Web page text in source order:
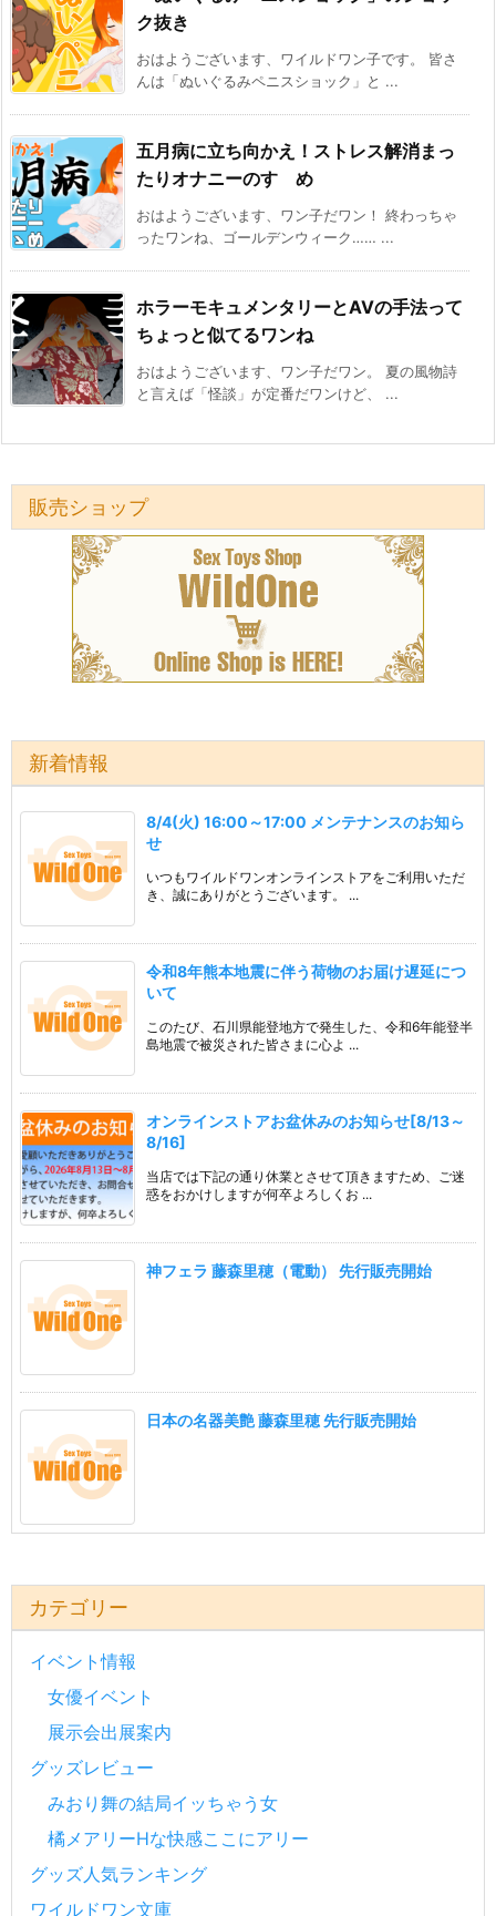
ク抜き
おはようございます、ワイルドワン子です。 皆さ
んは「ぬいぐるみペニスショック」と ...
五月病に立ち向かえ！ストレス解消まっ
たりオナニーのすゝめ
おはようございます、ワン子だワン！ 終わっちゃ
ったワンね、ゴールデンウィーク…… ...
ホラーモキュメンタリーとAVの手法って
ちょっと似てるワンね
おはようございます、ワン子だワン。 夏の風物詩
と言えば「怪談」が定番だワンけど、 ...
販売ショップ
新着情報
8/4(火) 16:00～17:00 メンテナンスのお知ら
せ
いつもワイルドワンオンラインストアをご利用いただ
き、誠にありがとうございます。 ...
令和8年熊本地震に伴う荷物のお届け遅延につ
いて
このたび、石川県能登地方で発生した、令和6年能登半
島地震で被災された皆さまに心よ ...
オンラインストアお盆休みのお知らせ[8/13～
8/16]
当店では下記の通り休業とさせて頂きますため、ご迷
惑をおかけしますが何卒よろしくお ...
神フェラ 藤森里穂（電動） 先行販売開始
日本の名器美艶 藤森里穂 先行販売開始
カテゴリー
イベント情報
女優イベント
展示会出展案内
グッズレビュー
みおり舞の結局イッちゃう女
橘メアリーHな快感ここにアリー
グッズ人気ランキング
ワイルドワン文庫